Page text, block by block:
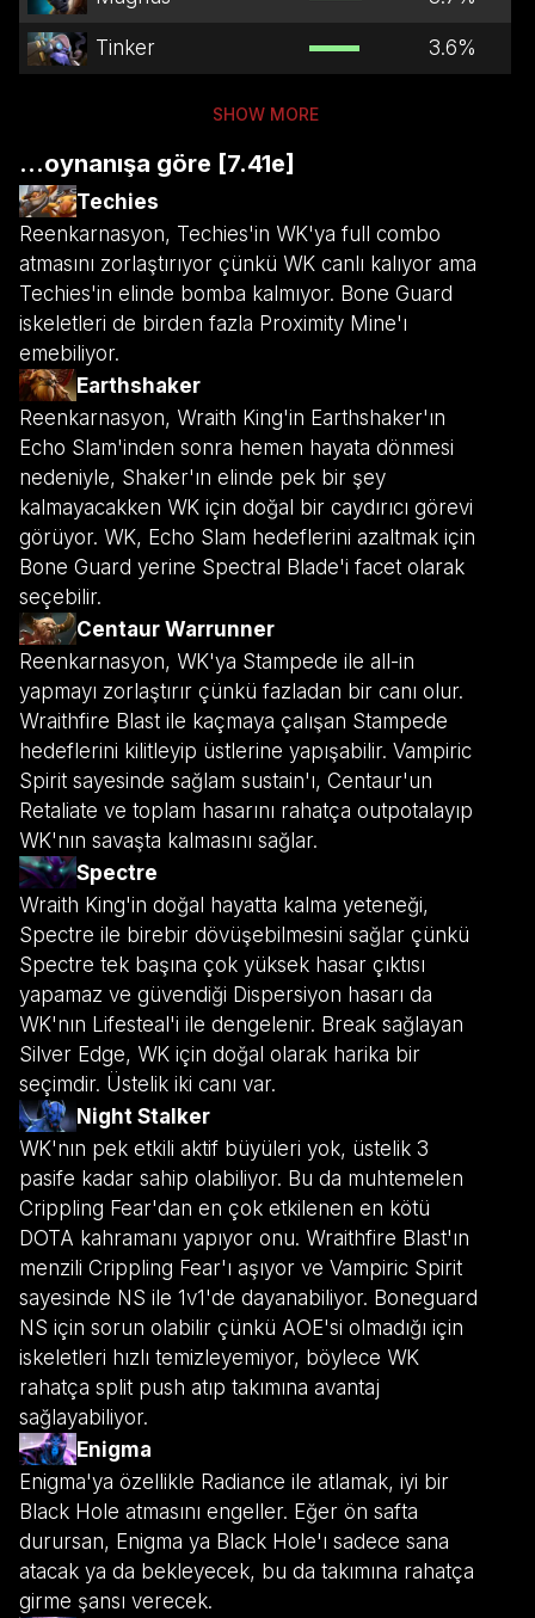
Tinker 3.6%
SHOW MORE
...oynanışa göre [7.41e]
Techies
Reenkarnasyon, Techies'in WK'ya full combo
atmasını zorlaştırıyor çünkü WK canlı kalıyor ama
Techies'in elinde bomba kalmıyor. Bone Guard
iskeletleri de birden fazla Proximity Mine'ı
emebiliyor.
Earthshaker
Reenkarnasyon, Wraith King'in Earthshaker'ın
Echo Slam'inden sonra hemen hayata dönmesi
nedeniyle, Shaker'ın elinde pek bir şey
kalmayacakken WK için doğal bir caydırıcı görevi
görüyor. WK, Echo Slam hedeflerini azaltmak için
Bone Guard yerine Spectral Blade'i facet olarak
seçebilir.
Centaur Warrunner
Reenkarnasyon, WK'ya Stampede ile all-in
yapmayı zorlaştırır çünkü fazladan bir canı olur.
Wraithfire Blast ile kaçmaya çalışan Stampede
hedeflerini kilitleyip üstlerine yapışabilir. Vampiric
Spirit sayesinde sağlam sustain'ı, Centaur'un
Retaliate ve toplam hasarını rahatça outpotalayıp
WK'nın savaşta kalmasını sağlar.
Spectre
Wraith King'in doğal hayatta kalma yeteneği,
Spectre ile birebir dövüşebilmesini sağlar çünkü
Spectre tek başına çok yüksek hasar çıktısı
yapamaz ve güvendiği Dispersiyon hasarı da
WK'nın Lifesteal'i ile dengelenir. Break sağlayan
Silver Edge, WK için doğal olarak harika bir
seçimdir. Üstelik iki canı var.
Night Stalker
WK'nın pek etkili aktif büyüleri yok, üstelik 3
pasife kadar sahip olabiliyor. Bu da muhtemelen
Crippling Fear'dan en çok etkilenen en kötü
DOTA kahramanı yapıyor onu. Wraithfire Blast'ın
menzili Crippling Fear'ı aşıyor ve Vampiric Spirit
sayesinde NS ile 1v1'de dayanabiliyor. Boneguard
NS için sorun olabilir çünkü AOE'si olmadığı için
iskeletleri hızlı temizleyemiyor, böylece WK
rahatça split push atıp takımına avantaj
sağlayabiliyor.
Enigma
Enigma'ya özellikle Radiance ile atlamak, iyi bir
Black Hole atmasını engeller. Eğer ön safta
durursan, Enigma ya Black Hole'ı sadece sana
atacak ya da bekleyecek, bu da takımına rahatça
girme şansı verecek.